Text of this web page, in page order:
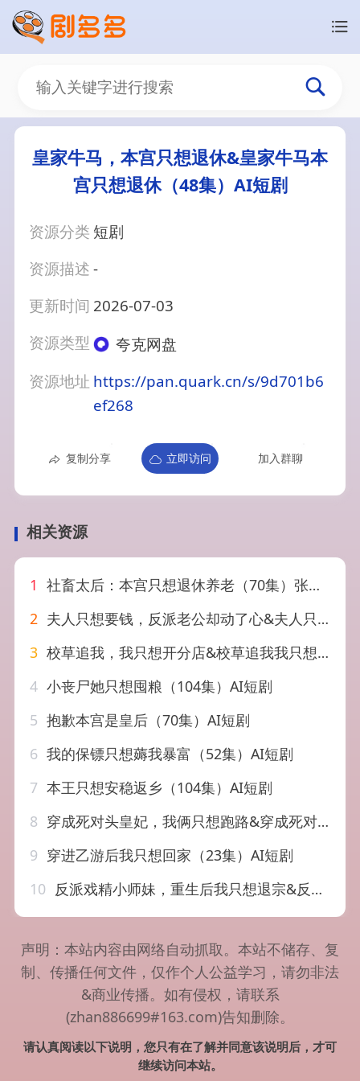
皇家牛马，本宫只想退休&皇家牛马本
宫只想退休（48集）AI短剧
资源分类 短剧
资源描述-
更新时间 2026-07-03
资源类型
夸克网盘
资源地址 https://pan.quark.cn/s/9d701b6
ef268
复制分享 立即访问 加入群聊
相关资源
1 社畜太后：本宫只想退休养老（70集）张欣尧＆王恺杰
2 夫人只想要钱，反派老公却动了心&夫人只想要钱反派老公却动了心（88集）AI短剧
3 校草追我，我只想开分店&校草追我我只想开分店（40集）AI短剧
4 小丧尸她只想囤粮（104集）AI短剧
5 抱歉本宫是皇后（70集）AI短剧
6 我的保镖只想薅我暴富（52集）AI短剧
7 本王只想安稳返乡（104集）AI短剧
8 穿成死对头皇妃，我俩只想跑路&穿成死对头皇妃我俩只想跑路（43集）AI短剧
9 穿进乙游后我只想回家（23集）AI短剧
10 反派戏精小师妹，重生后我只想退宗&反派戏精小师妹重生后我只想退宗（61集）AI短剧
声明：本站内容由网络自动抓取。本站不储存、复
制、传播任何文件，仅作个人公益学习，请勿非法
&商业传播。如有侵权，请联系
(zhan886699#163.com)告知删除。
请认真阅读以下说明，您只有在了解并同意该说明后，才可
继续访问本站。